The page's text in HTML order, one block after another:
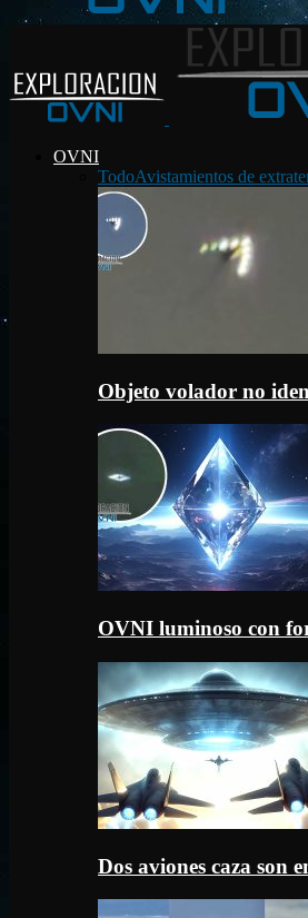
OVNI
TodoAvistamientos de
Objeto volador no
OVNI luminoso con
Dos aviones caza son